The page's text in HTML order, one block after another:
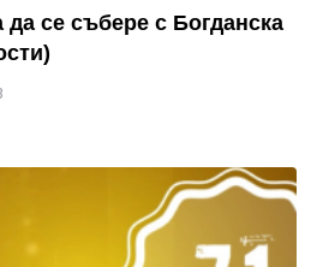
се събере с Богданска